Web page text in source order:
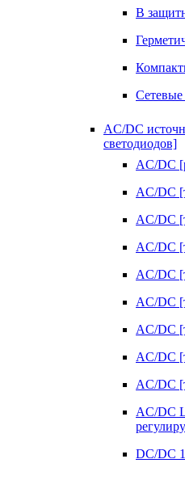
В
Сетевые
AC/DC
светодиодов]
AC/DC
AC/DC
AC/DC
AC/DC
AC/DC
AC/DC
AC/DC
AC/DC
AC/DC
AC/DC
DC/DC